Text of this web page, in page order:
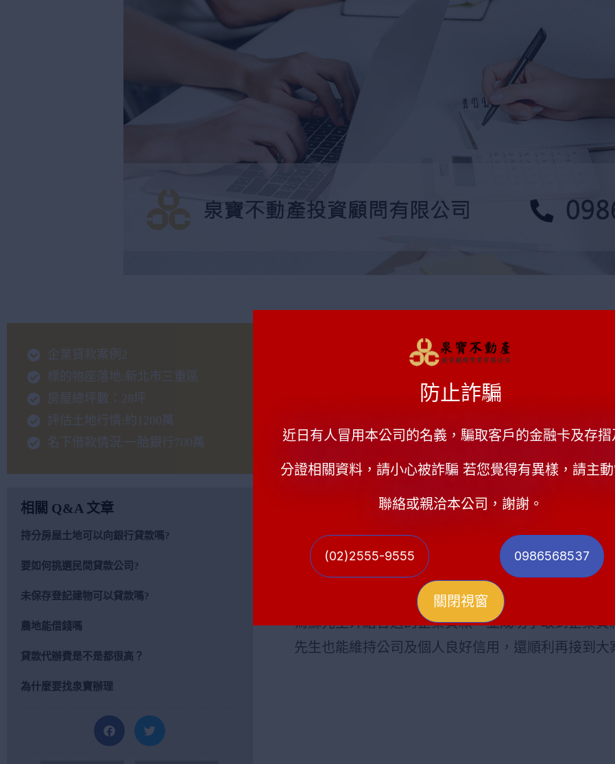
企業貸款案例2
標的物座落地:新北市三重區
房屋總坪數：28坪
評估土地行情:約1200萬
名下借款情況:一胎銀行700萬
相關 Q&A 文章
持分房屋土地可以向銀行貸款嗎?
要如何挑選民間貸款公司?
未保存登記建物可以貸款嗎?
農地能借錢嗎
貸款代辦費是不是都很高？
為什麼要找泉寶辦理
經營事業有成的蘇先生，成立製造公司5年，事業已
買一間屬於自己的房子，不料買房後，開始一連串
靈，身上現金又因剛剛買房裝潢等而不足，情急之
保貸款，增加信貸，累積高達一千伍佰多萬的債務
負擔吃緊的蘇先生，為此已經傷破腦筋！但為了穩
碰壁，一方面又擔心自己信用會出問題，一度尋求
友介紹，找到泉寶不動產公司協助，透過泉寶不動
為蘇先生介紹合適的企業貸款，並成功爭取到企業
先生也能維持公司及個人良好信用，還順利再接到大
防止詐騙
近日有人冒用本公司的名義，騙取客戶的金融卡及存摺
分證相關資料，請小心被詐騙 若您覺得有異樣，請主
聯絡或親洽本公司，謝謝。
(02)2555-9555 0986568537
關閉視窗